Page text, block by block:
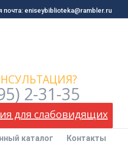
почта: eniseybiblioteka@rambler.ru
2-31-35
для слабовидящих
каталог Контакты
почта: eniseybiblioteka@rambler.ru
каталог